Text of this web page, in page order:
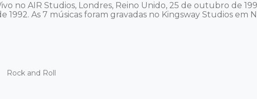
no AIR Studios, Londres, Reino Unido, 25 de outubro de
As 7 músicas foram gravadas no Kingsway Studios em
Rock and Roll